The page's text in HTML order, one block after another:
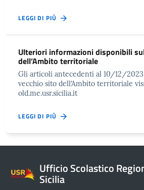
LEGGI DI PIÙ
Ulteriori informazioni disponibili
dell’Ambito territoriale
Gli articoli antecedenti al 10/12/
vecchio sito dell’Ambito territoriale
old.me.usr.sicilia.it
LEGGI DI PIÙ
Ufficio Scolastico
Sicilia